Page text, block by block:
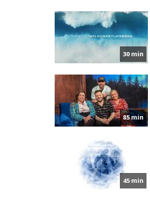
30 min
85 min
45 min